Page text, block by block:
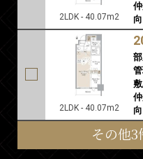
2LDK - 40.07m2
2LDK - 40.07m2
その他